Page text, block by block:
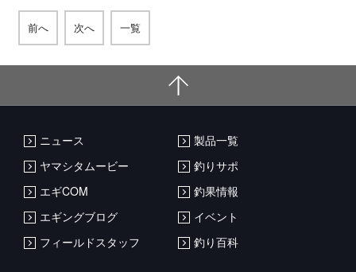
前へ 次へ 一覧
ニュース
製品一覧
ヤマシタムービー
釣りサポ
エギCOM
釣果情報
エギングブログ
イベント
フィールドスタッフ
釣り百科